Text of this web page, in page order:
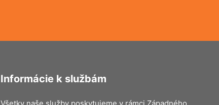
Informácie k službám